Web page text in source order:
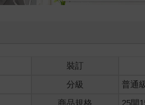
裝訂
分級
普通